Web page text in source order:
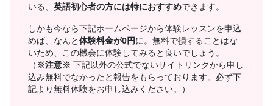
いる、 英語初心者の方には特におすすめできます。
しかも今なら下記ホームページから体験レッスンを申込
めば、なんと 体験料金が0円 に。無料で損することはな
いため、この機会に体験してみると良いでしょう。
（ ※注意※ 下記以外の公式でないサイトリンクから申し
込み無料でなかったと報告をもらっております。必ず下
記より無料体験をお申し込みください。）